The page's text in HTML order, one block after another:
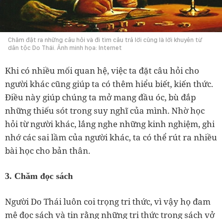
Chăm đặt ra những câu hỏi và đi tìm câu trả lời cũng là lời khuyên từ
dân tộc Do Thái. Ảnh minh họa: Internet
Khi có nhiều mối quan hệ, việc ta đặt câu hỏi cho
người khác cũng giúp ta có thêm hiểu biết, kiến thức.
Điều này giúp chúng ta mở mang đầu óc, bù đắp
những thiếu sót trong suy nghĩ của mình. Nhờ học
hỏi từ người khác, lắng nghe những kinh nghiệm, ghi
nhớ các sai lầm của người khác, ta có thể rút ra nhiều
bài học cho bản thân.
3. Chăm đọc sách
Người Do Thái luôn coi trọng tri thức, vì vậy họ đam
mê đọc sách và tin rằng những tri thức trong sách vở